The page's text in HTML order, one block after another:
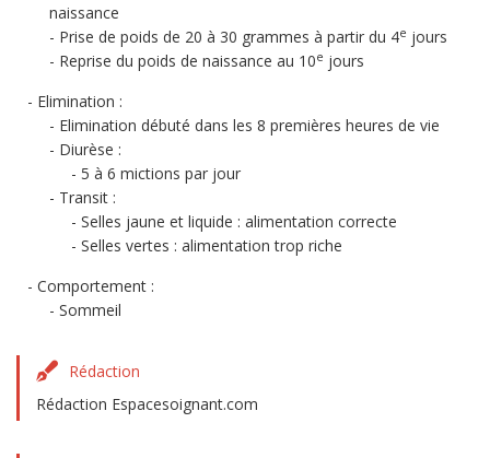
naissance
Prise de poids de 20 à 30 grammes à partir du 4e jours
Reprise du poids de naissance au 10e jours
Elimination :
Elimination débuté dans les 8 premières heures de vie
Diurèse :
5 à 6 mictions par jour
Transit :
Selles jaune et liquide : alimentation correcte
Selles vertes : alimentation trop riche
Comportement :
Sommeil
Rédaction
Rédaction Espacesoignant.com